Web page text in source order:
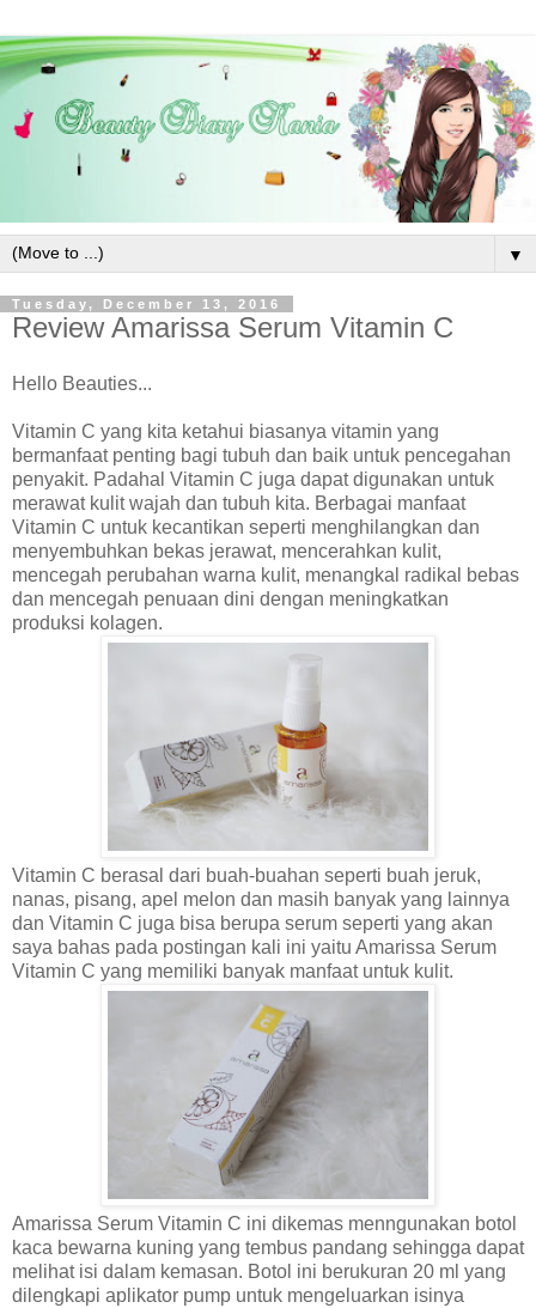
▼
Tuesday, December 13, 2016
Review Amarissa Serum Vitamin C
Hello Beauties...
Vitamin C yang kita ketahui biasanya vitamin yang
bermanfaat penting bagi tubuh dan baik untuk pencegahan
penyakit. Padahal Vitamin C juga dapat digunakan untuk
merawat kulit wajah dan tubuh kita. Berbagai manfaat
Vitamin C untuk kecantikan seperti menghilangkan dan
menyembuhkan bekas jerawat, mencerahkan kulit,
mencegah perubahan warna kulit, menangkal radikal bebas
dan mencegah penuaan dini dengan meningkatkan
produksi kolagen.
Vitamin C berasal dari buah-buahan seperti buah jeruk,
nanas, pisang, apel melon dan masih banyak yang lainnya
dan Vitamin C juga bisa berupa serum seperti yang akan
saya bahas pada postingan kali ini yaitu Amarissa Serum
Vitamin C yang memiliki banyak manfaat untuk kulit.
Amarissa Serum Vitamin C ini dikemas menngunakan botol
kaca bewarna kuning yang tembus pandang sehingga dapat
melihat isi dalam kemasan. Botol ini berukuran 20 ml yang
dilengkapi aplikator pump untuk mengeluarkan isinya